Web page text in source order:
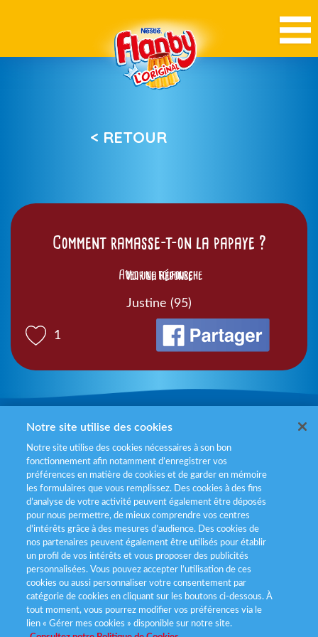
< RETOUR
Comment ramasse-t-on la papaye ?
Voir la réponse
Avec une foufourche
1
Justine (95)
Mentions légales
Politiques de gestion des cookies
Politique données personnelles
Services consommateurs
Déclaration d’accessibilité
Notre site utilise des cookies
Notre site utilise des cookies nécessaires à son bon
fonctionnement afin notamment d’enregistrer vos
préférences en matière de cookies et de garder en mémoire
les formulaires que vous remplissez. Des cookies à des fins
d’analyse de votre activité peuvent également être déposés
pour nous permettre, de mieux comprendre vos centres
d'intérêts grâce à des mesures d’audience. Des cookies de
nos partenaires peuvent également être utilisés pour établir
un profil de vos intérêts et vous proposer des publicités
personnalisées. Vous pouvez accepter l’utilisation de ces
cookies ou aussi personnaliser votre consentement par
catégorie de cookies en cliquant sur les boutons ci-dessous. À
tout moment, vous pourrez modifier vos préférences via le
lien « Gérer mes cookies » disponible sur notre site.